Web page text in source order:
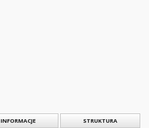
INFORMACJE STRUKTURA